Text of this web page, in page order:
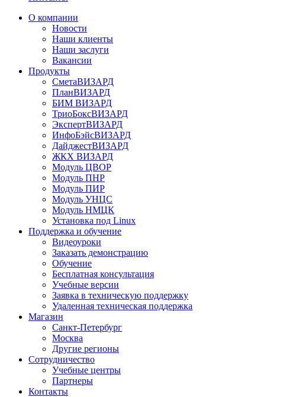
О компании
Новости
Наши клиенты
Наши заслуги
Вакансии
Продукты
СметаВИЗАРД
ПланВИЗАРД
БИМ ВИЗАРД
ТриоБоксВИЗАРД
ЭкспертВИЗАРД
ИнфоБэйсВИЗАРД
ДайджестВИЗАРД
ЖКХ ВИЗАРД
Модуль ЦВОР
Модуль ПНР
Модуль ПИР
Модуль УНЦС
Модуль НМЦК
Установка под Linux
Поддержка и обучение
Видеоуроки
Заказать демонстрацию
Обучение
Бесплатная консультация
Учебные версии
Заявка в техническую поддержку
Удаленная техническая поддержка
Магазин
Санкт-Петербург
Москва
Другие регионы
Сотрудничество
Учебные центры
Партнеры
Контакты